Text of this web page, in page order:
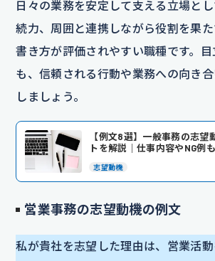
日々の業務を安定して支える立場と
続力、周囲と連携しながら役割を果
書き方が評価されやすい職種です。目
も、信頼される行動や業務への向き
しましょう。
【例文8選】一般事務の志望
トを解説｜仕事内容やNG例
志望動機
営業事務の志望動機の例文
私が貴社を志望した理由は、営業活